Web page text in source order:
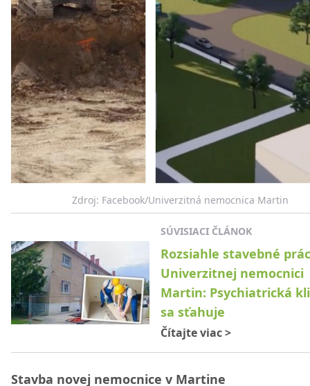
Zdroj: Facebook/Univerzitná nemocnica Martin
SÚVISIACI ČLÁNOK
Rozsiahle stavebné
Univerzitnej nemocnici
Martin: Psychiatrická
sa sťahuje
Čítajte viac>
Stavba novej nemocnice v Martine